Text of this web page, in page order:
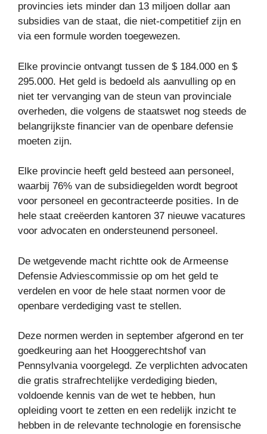
provincies iets minder dan 13 miljoen dollar aan
subsidies van de staat, die niet-competitief zijn en
via een formule worden toegewezen.
Elke provincie ontvangt tussen de $ 184.000 en $
295.000. Het geld is bedoeld als aanvulling op en
niet ter vervanging van de steun van provinciale
overheden, die volgens de staatswet nog steeds de
belangrijkste financier van de openbare defensie
moeten zijn.
Elke provincie heeft geld besteed aan personeel,
waarbij 76% van de subsidiegelden wordt begroot
voor personeel en gecontracteerde posities. In de
hele staat creëerden kantoren 37 nieuwe vacatures
voor advocaten en ondersteunend personeel.
De wetgevende macht richtte ook de Armeense
Defensie Adviescommissie op om het geld te
verdelen en voor de hele staat normen voor de
openbare verdediging vast te stellen.
Deze normen werden in september afgerond en ter
goedkeuring aan het Hooggerechtshof van
Pennsylvania voorgelegd. Ze verplichten advocaten
die gratis strafrechtelijke verdediging bieden,
voldoende kennis van de wet te hebben, hun
opleiding voort te zetten en een redelijk inzicht te
hebben in de relevante technologie en forensische